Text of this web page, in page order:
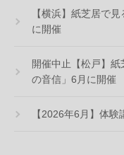
【横浜】紙芝居で
に開催
開催中止【松戸】
の音信」6月に開催
【2026年6月】体験